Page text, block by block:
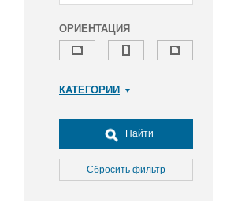
ОРИЕНТАЦИЯ
КАТЕГОРИИ
Досуг, туризм и отдых
Культура
Медицина
Найти
Сбросить фильтр